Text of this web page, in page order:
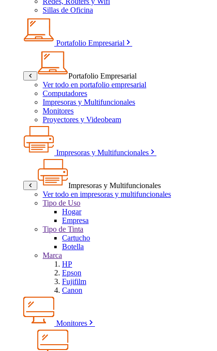
Sillas de Oficina
Portafolio Empresarial
Portafolio Empresarial
Ver todo en portafolio empresarial
Computadores
Impresoras y Multifuncionales
Monitores
Proyectores y Videobeam
Impresoras y Multifuncionales
Impresoras y Multifuncionales
Ver todo en impresoras y multifuncionales
Tipo de Uso
Hogar
Empresa
Tipo de Tinta
Cartucho
Botella
Marca
HP
Epson
Fujifilm
Canon
Monitores